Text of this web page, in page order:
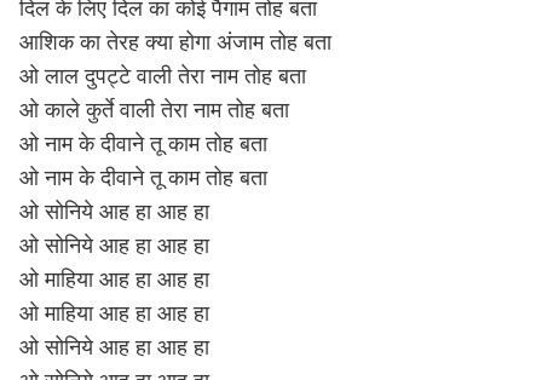
आशिक का तेरह क्या होगा अंजाम तोह बता
ओ लाल दुपट्टे वाली तेरा नाम तोह बता
ओ काले कुर्ते वाली तेरा नाम तोह बता
ओ नाम के दीवाने तू काम तोह बता
ओ नाम के दीवाने तू काम तोह बता
ओ सोनिये आह हा आह हा
ओ सोनिये आह हा आह हा
ओ माहिया आह हा आह हा
ओ माहिया आह हा आह हा
ओ सोनिये आह हा आह हा